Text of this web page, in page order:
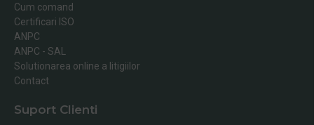
Cum comand
Certificari ISO
ANPC
ANPC - SAL
Solutionarea online a litigiilor
Contact
Suport Clienti